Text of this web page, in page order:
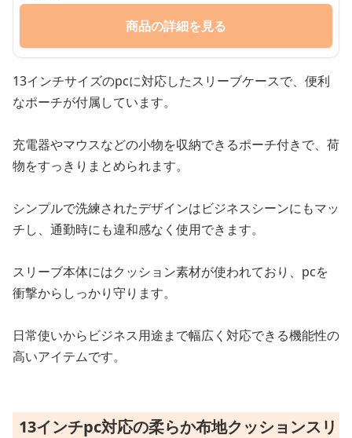
商品の詳細を見る
13インチサイズのpcに対応したスリーブケースで、便利
なポーチが付属しています。
充電器やマウスなどの小物を収納できるポーチ付きで、荷
物をすっきりまとめられます。
シンプルで洗練されたデザインはビジネスシーンにもマッ
チし、通勤時にも違和感なく使用できます。
スリーブ本体にはクッション素材が使われており、pcを
衝撃からしっかり守ります。
日常使いからビジネス用途まで幅広く対応できる機能性の
高いアイテムです。
13インチpc対応の柔らか布地クッションスリ